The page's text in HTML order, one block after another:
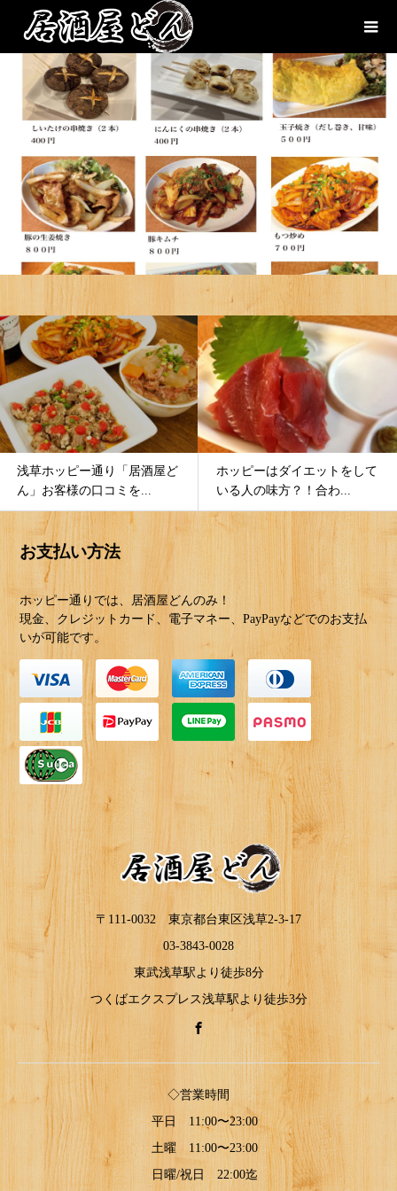
浅草ホッピー通り「居酒屋ど
ん」お客様の口コミを...
ホッピーはダイエットをして
いる人の味方？！合わ...
お支払い方法
ホッピー通りでは、居酒屋どんのみ！
現金、クレジットカード、電子マネー、PayPayなどでのお支払
いが可能です。
〒111-0032 東京都台東区浅草2-3-17
03-3843-0028
東武浅草駅より徒歩8分
つくばエクスプレス浅草駅より徒歩3分
◇営業時間
平日 11:00〜23:00
土曜 11:00〜23:00
日曜/祝日 22:00迄